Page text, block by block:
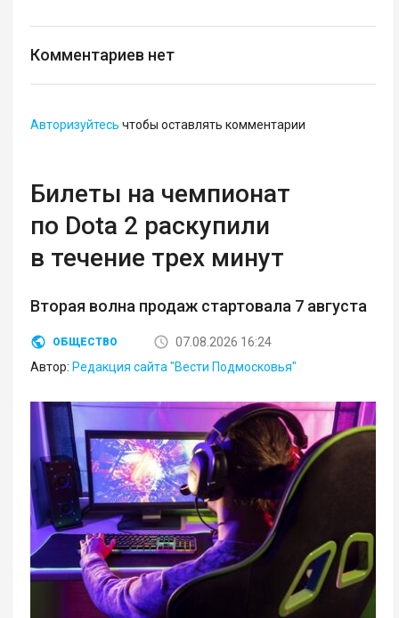
Комментариев нет
Авторизуйтесь чтобы оставлять комментарии
Билеты на чемпионат
по Dota 2 раскупили
в течение трех минут
Вторая волна продаж стартовала 7 августа
ОБЩЕСТВО
07.08.2026 16:24
Автор: Редакция сайта "Вести Подмосковья"